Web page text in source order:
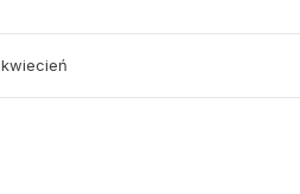
kwiecień